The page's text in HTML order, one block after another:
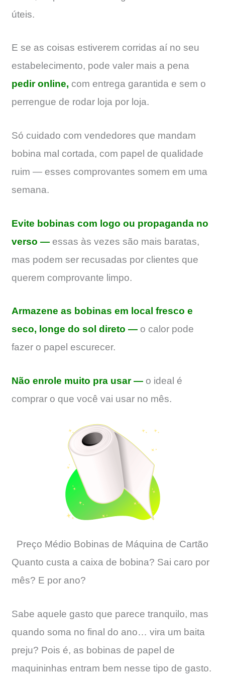
úteis.
E se as coisas estiverem corridas aí no seu
estabelecimento, pode valer mais a pena
pedir online, com entrega garantida e sem o
perrengue de rodar loja por loja.
Só cuidado com vendedores que mandam
bobina mal cortada, com papel de qualidade
ruim — esses comprovantes somem em uma
semana.
Evite bobinas com logo ou propaganda no
verso — essas às vezes são mais baratas,
mas podem ser recusadas por clientes que
querem comprovante limpo.
Armazene as bobinas em local fresco e
seco, longe do sol direto — o calor pode
fazer o papel escurecer.
Não enrole muito pra usar — o ideal é
comprar o que você vai usar no mês.
Preço Médio Bobinas de Máquina de Cartão
Quanto custa a caixa de bobina? Sai caro por
mês? E por ano?
Sabe aquele gasto que parece tranquilo, mas
quando soma no final do ano… vira um baita
preju? Pois é, as bobinas de papel de
maquininhas entram bem nesse tipo de gasto.